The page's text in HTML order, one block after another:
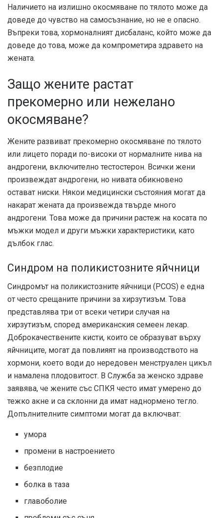
Наличието на излишно окосмяване по тялото може да
доведе до чувство на самосъзнание, но не е опасно.
Въпреки това, хормоналният дисбаланс, който може да
доведе до това, може да компрометира здравето на
жената.
Защо жените растат
прекомерно или нежелано
окосмяване?
Жените развиват прекомерно окосмяване по тялото
или лицето поради по-високи от нормалните нива на
андрогени, включително тестостерон. Всички жени
произвеждат андрогени, но нивата обикновено
остават ниски. Някои медицински състояния могат да
накарат жената да произвежда твърде много
андрогени. Това може да причини растеж на косата по
мъжки модел и други мъжки характеристики, като
дълбок глас.
Синдром на поликистозните яйчници
Синдромът на поликистозните яйчници (PCOS) е една
от често срещаните причини за хирзутизъм. Това
представлява три от всеки четири случая на
хирзутизъм, според американския семеен лекар.
Доброкачествените кисти, които се образуват върху
яйчниците, могат да повлияят на производството на
хормони, което води до нередовен менструален цикъл
и намалена плодовитост. В Служба за женско здраве
заявява, че жените със СПКЯ често имат умерено до
тежко акне и са склонни да имат наднормено тегло.
Допълнителните симптоми могат да включват:
умора
промени в настроението
безплодие
болка в таза
главоболие